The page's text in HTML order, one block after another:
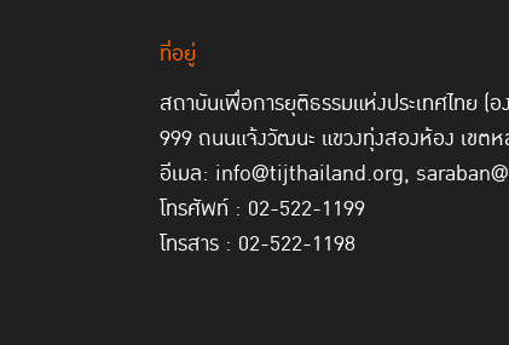
ที่อยู่
สถาบันเพื่อการยุติธรรมแห่งประเทศไทย (
999 ถนนแจ้งวัฒนะ แขวงทุ่งสองห้อง เขต
อีเมล: info@tijthailand.org,
โทรศัพท์ : 02-522-1199
โทรสาร : 02-522-1198